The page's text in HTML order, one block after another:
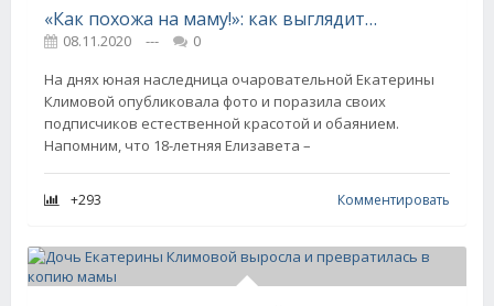
«Как похожа на маму!»: как выглядит 18-летняя дочь Екатерины Климовой
08.11.2020 ---
0
На днях юная наследница очаровательной Екатерины
Климовой опубликовала фото и поразила своих
подписчиков естественной красотой и обаянием.
Напомним, что 18-летняя Елизавета –
+293 Комментировать